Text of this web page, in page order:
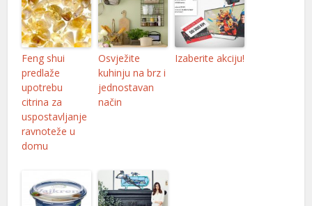
Feng shui
predlaže
upotrebu
citrina za
uspostavljanje
ravnoteže u
domu
Osvježite
kuhinju na brz i
jednostavan
način
Izaberite akciju!